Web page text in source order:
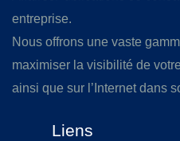
entreprise.
Nous offrons une vaste
maximiser la visibilité de
ainsi que sur l’Internet dans
Liens